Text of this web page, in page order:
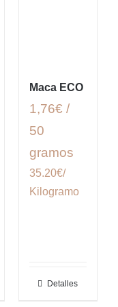
Maca ECO
1,76€ /
50
gramos
35.20€/
Kilogramo
Detalles